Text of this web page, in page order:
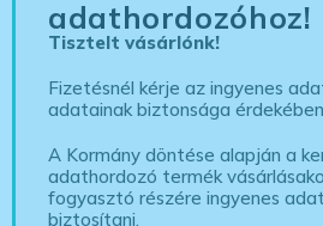
adathordozóhoz!
Tisztelt vásárlónk!
Fizetésnél kérje az ingyenes
adatainak biztonsága
A Kormány döntése alapján a
adathordozó termék
fogyasztó részére ingyenes
biztosítani.